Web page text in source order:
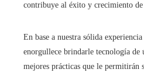
contribuye al éxito y crecimiento de
En base a nuestra sólida
enorgullece brindarle tecnología de
mejores prácticas que le permitirán